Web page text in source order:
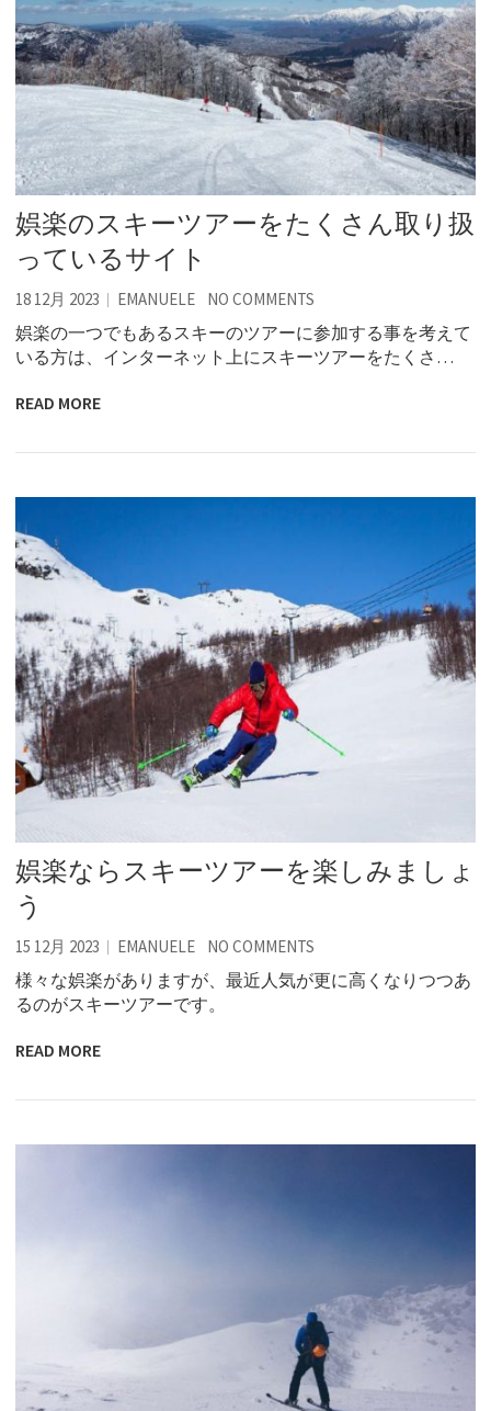
娯楽のスキーツアーをたくさん取り扱
っているサイト
18 12月 2023 EMANUELE NO COMMENTS
娯楽の一つでもあるスキーのツアーに参加する事を考えて
いる方は、インターネット上にスキーツアーをたくさ…
READ MORE
娯楽ならスキーツアーを楽しみましょ
う
15 12月 2023 EMANUELE NO COMMENTS
様々な娯楽がありますが、最近人気が更に高くなりつつあ
るのがスキーツアーです。
READ MORE